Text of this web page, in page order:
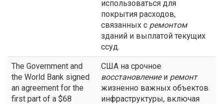
использоваться для
покрытия расходов,
связанных с ремонтом
зданий и выплатой текущих
ссуд.
The Government and
the World Bank signed
an agreement for the
first part of a $68
США на срочное
восстановлениеи ремонт
жизненно важных объектов
инфраструктуры, включая